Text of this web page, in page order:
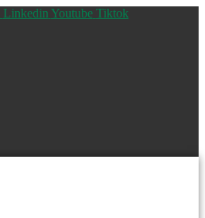
Linkedin Youtube Tiktok